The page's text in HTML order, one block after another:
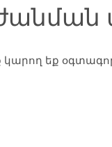
կարող եք